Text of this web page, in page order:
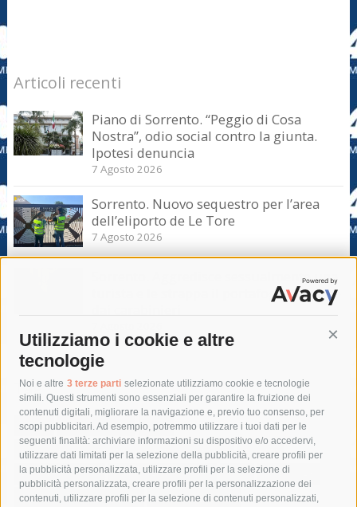
Utilizziamo i cookie e altre
tecnologie
Noi e altre 3 terze parti selezionate utilizziamo cookie e tecnologie
simili. Questi strumenti sono essenziali per garantire la fruizione dei
contenuti digitali, migliorare la navigazione e, previo tuo consenso, per
scopi pubblicitari. Ad esempio, potremmo utilizzare i tuoi dati per le
seguenti finalità: archiviare informazioni su dispositivo e/o accedervi,
utilizzare dati limitati per la selezione della pubblicità, creare profili per
la pubblicità personalizzata, utilizzare profili per la selezione di
pubblicità personalizzata, creare profili per la personalizzazione dei
contenuti, utilizzare profili per la selezione di contenuti personalizzati,
Articoli recenti
Piano di Sorrento. “Peggio di Cosa
Nostra”, odio social contro la giunta.
Ipotesi denuncia
7 Agosto 2026
Sorrento. Nuovo sequestro per l’area
dell’eliporto de Le Tore
7 Agosto 2026
Sorrento. Aggredisce sessualmente una
turista e le strappa il portafogli, fermato
Tag
acqua allerta meteo
anas
area marina protetta di punta campanella
arresto
Asl Napoli 3 sud
capitaneria di porto capri
carabinieri
castellammare di stabia
circumvesuviana